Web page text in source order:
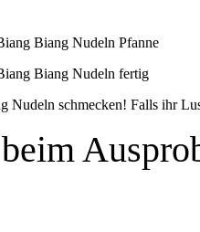
Nudeln schmecken! Falls ihr